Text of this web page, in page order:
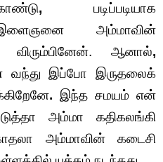
, படிப்படியாக
இளைஞனை அம்மாவின்
விரும்பினேன். ஆனால்,
வந்து இப்போ இருதலைக்
. இந்த சமயம் என்
அம்மா கதிகலங்கி
அம்மாவின் கடைசி